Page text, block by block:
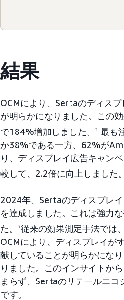
結果
OCMにより、Sertaのディス
が明らかになりました。この
で184%増加しました。
1 最も
か38%である一方、62%が
り、ディスプレイ広告キャン
較して、2.2倍に向上しました。
2024年、Sertaのディスプレ
を達成しました。これは強力
た。
3従来の効果測定手法では
OCMにより、ディスプレイが
献していることが明らかにな
りました。このインサイトか
まらず、Sertaのリテールエコ
です。